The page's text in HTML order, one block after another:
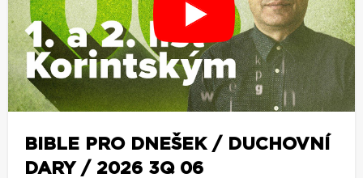
BIBLE PRO DNEŠEK / DUCHOVNÍ
DARY / 2026 3Q 06